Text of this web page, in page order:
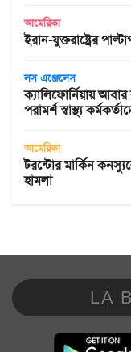
আমেরিকা
ইরান-যুক্তরাষ্ট্রের
লস এঞ্জেলেস
ক্যালিফোর্নিয়ায়
পরামর্শ স্বাস্থ্য
আমেরিকা
টরন্টোর মার্কিন
হামলা
LA